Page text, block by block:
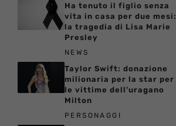
Ha tenuto il figlio senza
vita in casa per due mesi:
la tragedia di Lisa Marie
Presley
NEWS
Taylor Swift: donazione
milionaria per la star per
le vittime dell’uragano
Milton
PERSONAGGI